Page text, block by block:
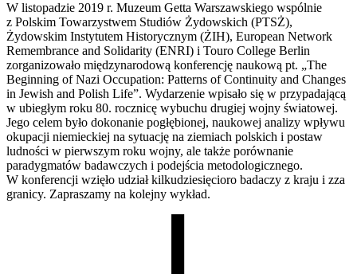
W listopadzie 2019 r. Muzeum Getta Warszawskiego wspólnie
z Polskim Towarzystwem Studiów Żydowskich (PTSŻ),
Żydowskim Instytutem Historycznym (ŻIH), European Network
Remembrance and Solidarity (ENRI) i Touro College Berlin
zorganizowało międzynarodową konferencję naukową pt. „The
Beginning of Nazi Occupation: Patterns of Continuity and Changes
in Jewish and Polish Life”. Wydarzenie wpisało się w przypadającą
w ubiegłym roku 80. rocznicę wybuchu drugiej wojny światowej.
Jego celem było dokonanie pogłębionej, naukowej analizy wpływu
okupacji niemieckiej na sytuację na ziemiach polskich i postaw
ludności w pierwszym roku wojny, ale także porównanie
paradygmatów badawczych i podejścia metodologicznego.
W konferencji wzięło udział kilkudziesięcioro badaczy z kraju i zza
granicy. Zapraszamy na kolejny wykład.